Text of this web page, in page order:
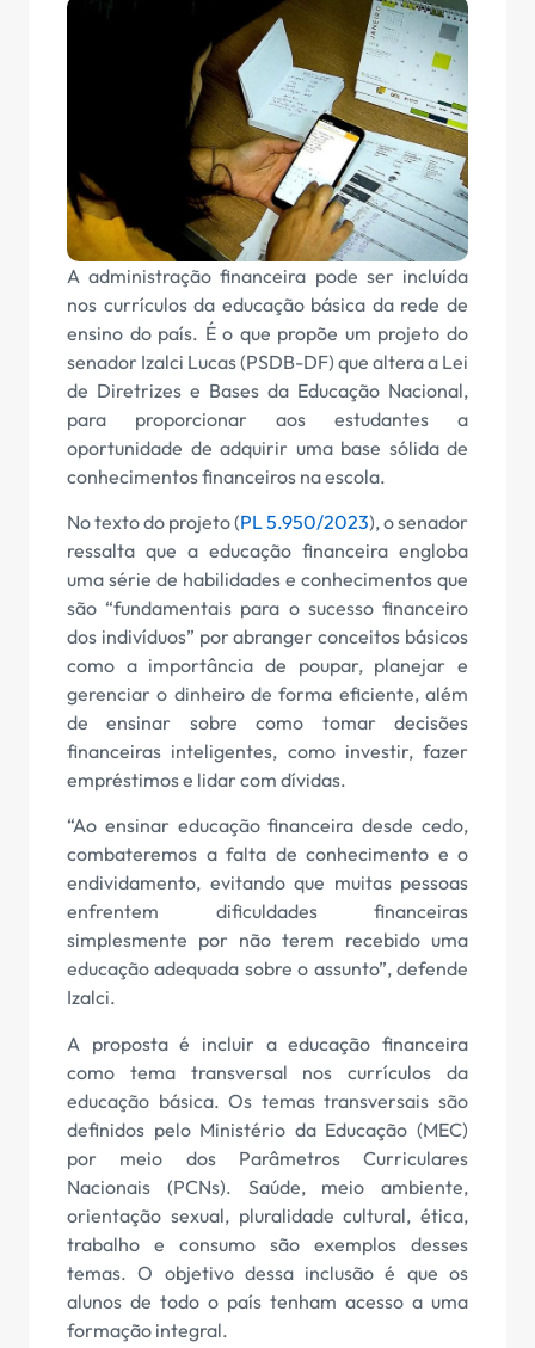
A administração financeira pode ser incluída
nos currículos da educação básica da rede de
ensino do país. É o que propõe um projeto do
senador Izalci Lucas (PSDB-DF) que altera a Lei
de Diretrizes e Bases da Educação Nacional,
para proporcionar aos estudantes a
oportunidade de adquirir uma base sólida de
conhecimentos financeiros na escola.
No texto do projeto (PL 5.950/2023), o senador
ressalta que a educação financeira engloba
uma série de habilidades e conhecimentos que
são “fundamentais para o sucesso financeiro
dos indivíduos” por abranger conceitos básicos
como a importância de poupar, planejar e
gerenciar o dinheiro de forma eficiente, além
de ensinar sobre como tomar decisões
financeiras inteligentes, como investir, fazer
empréstimos e lidar com dívidas.
“Ao ensinar educação financeira desde cedo,
combateremos a falta de conhecimento e o
endividamento, evitando que muitas pessoas
enfrentem dificuldades financeiras
simplesmente por não terem recebido uma
educação adequada sobre o assunto”, defende
Izalci.
A proposta é incluir a educação financeira
como tema transversal nos currículos da
educação básica. Os temas transversais são
definidos pelo Ministério da Educação (MEC)
por meio dos Parâmetros Curriculares
Nacionais (PCNs). Saúde, meio ambiente,
orientação sexual, pluralidade cultural, ética,
trabalho e consumo são exemplos desses
temas. O objetivo dessa inclusão é que os
alunos de todo o país tenham acesso a uma
formação integral.